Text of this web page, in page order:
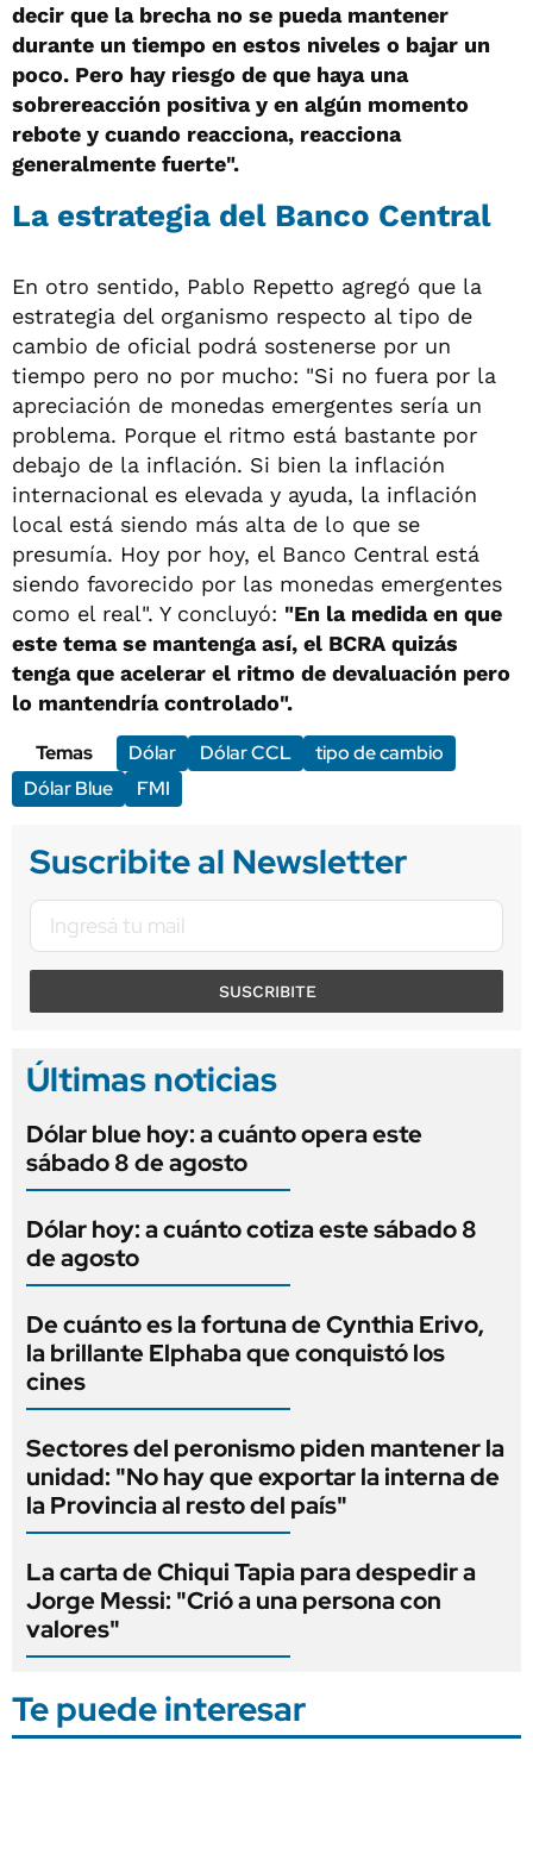
decir que la brecha no se pueda mantener
durante un tiempo en estos niveles o bajar un
poco. Pero hay riesgo de que haya una
sobrereacción positiva y en algún momento
rebote y cuando reacciona, reacciona
generalmente fuerte".
La estrategia del Banco Central
En otro sentido, Pablo Repetto agregó que la
estrategia del organismo respecto al tipo de
cambio de oficial podrá sostenerse por un
tiempo pero no por mucho: "Si no fuera por la
apreciación de monedas emergentes sería un
problema. Porque el ritmo está bastante por
debajo de la inflación. Si bien la inflación
internacional es elevada y ayuda, la inflación
local está siendo más alta de lo que se
presumía. Hoy por hoy, el Banco Central está
siendo favorecido por las monedas emergentes
como el real". Y concluyó: "En la medida en que
este tema se mantenga así, el BCRA quizás
tenga que acelerar el ritmo de devaluación pero
lo mantendría controlado".
Temas
Dólar Dólar CCL
tipo de cambio
Dólar Blue
FMI
Suscribite al Newsletter
SUSCRIBITE
Últimas noticias
Dólar blue hoy: a cuánto opera este
sábado 8 de agosto
Dólar hoy: a cuánto cotiza este sábado 8
de agosto
De cuánto es la fortuna de Cynthia Erivo,
la brillante Elphaba que conquistó los
cines
Sectores del peronismo piden mantener la
unidad: "No hay que exportar la interna de
la Provincia al resto del país"
La carta de Chiqui Tapia para despedir a
Jorge Messi: "Crió a una persona con
valores"
Te puede interesar